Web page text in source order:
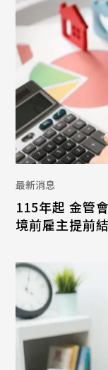
最新消息
115年起 金管
境前雇主提前